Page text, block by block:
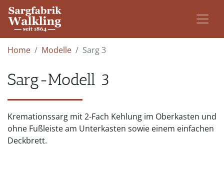
Home Modelle Sarg 3
Sarg-Modell 3
Kremationssarg mit 2-Fach Kehlung im Oberkasten und
ohne Fußleiste am Unterkasten sowie einem einfachen
Deckbrett.